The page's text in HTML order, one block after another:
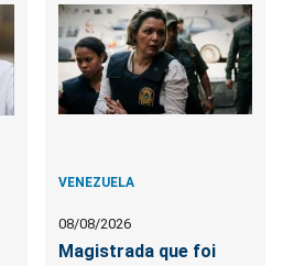
VENEZUELA
08/08/2026
Magistrada que foi